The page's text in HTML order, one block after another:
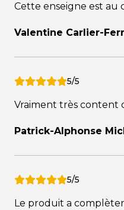
Cette enseigne est au
Valentine Carlier-
5/5
Vraiment très content
Patrick-Alphonse
5/5
Le produit a